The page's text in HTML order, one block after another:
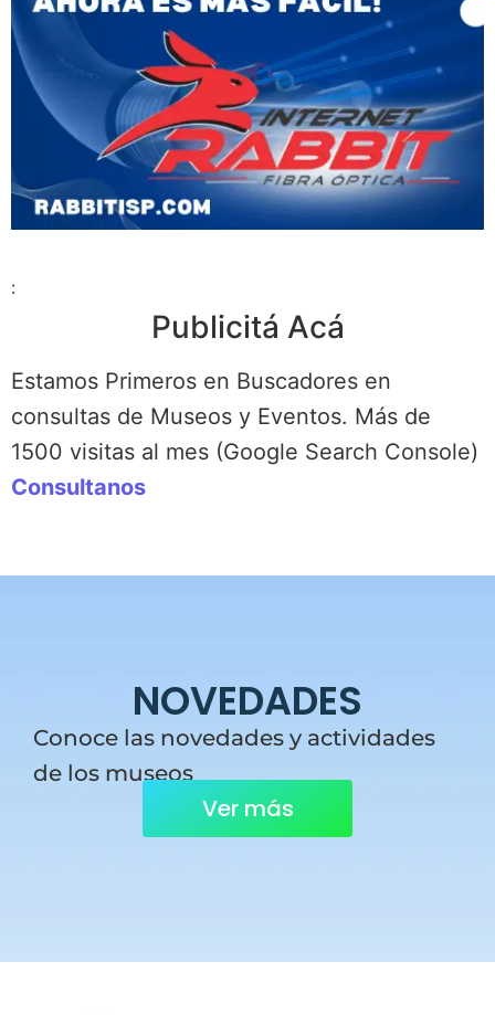
:
Publicitá Acá
Estamos Primeros en Buscadores en
consultas de Museos y Eventos. Más de
1500 visitas al mes (Google Search Console)
Consultanos
NOVEDADES
Conoce las novedades y actividades
de los museos
Ver más